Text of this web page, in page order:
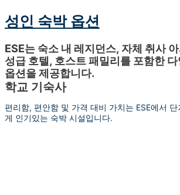
성인 숙박 옵션
ESE는 숙소 내 레지던스, 자체 취사
성급 호텔, 호스트 패밀리를 포함한
옵션을 제공합니다.
학교 기숙사
편리함, 편안함 및 가격 대비 가치는 ESE에서
게 인기있는 숙박 시설입니다.